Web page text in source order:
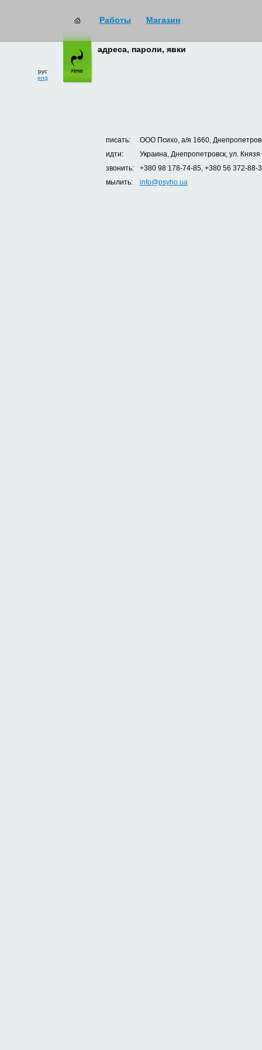
Работы Магазин
рус
eng
адреса, пароли, явки
писать:
ООО Психо, а/я 1660,
идти:
Украина, Днепропетровск, ул.
звонить:
+380 98 178-74-85, +380 56 372-88-
мылить:
info@psyho.ua